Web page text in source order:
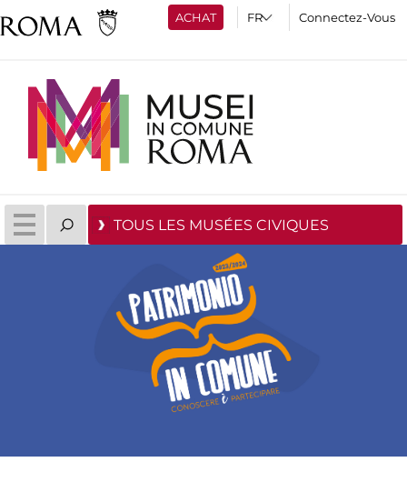
ACHAT Connectez-Vous
TOUS LES MUSÉES CIVIQUES